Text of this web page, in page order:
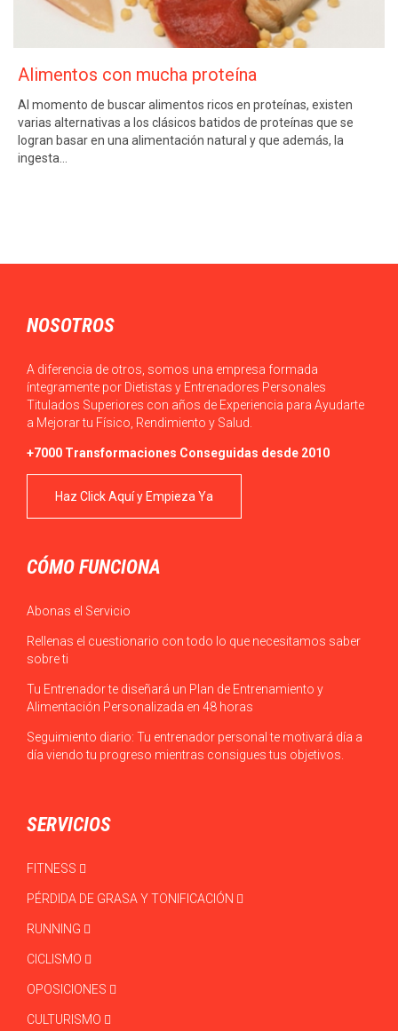
Alimentos con mucha proteína
Al momento de buscar alimentos ricos en proteínas, existen
varias alternativas a los clásicos batidos de proteínas que se
logran basar en una alimentación natural y que además, la
ingesta…
NOSOTROS
A diferencia de otros, somos una empresa formada
íntegramente por Dietistas y Entrenadores Personales
Titulados Superiores con años de Experiencia para Ayudarte
a Mejorar tu Físico, Rendimiento y Salud.
+7000 Transformaciones Conseguidas desde 2010
Haz Click Aquí y Empieza Ya
CÓMO FUNCIONA
Abonas el Servicio
Rellenas el cuestionario con todo lo que necesitamos saber
sobre ti
Tu Entrenador te diseñará un Plan de Entrenamiento y
Alimentación Personalizada en 48 horas
Seguimiento diario: Tu entrenador personal te motivará día a
día viendo tu progreso mientras consigues tus objetivos.
SERVICIOS
FITNESS
PÉRDIDA DE GRASA Y TONIFICACIÓN
RUNNING
CICLISMO
OPOSICIONES
CULTURISMO